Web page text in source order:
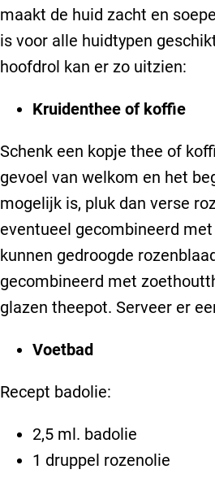
maakt de huid zacht en
is voor alle huidtypen
hoofdrol kan er zo uitzien:
Kruidenthee of koffie
Schenk een kopje thee of
gevoel van welkom en het
mogelijk is, pluk dan verse
eventueel gecombineerd
kunnen gedroogde
gecombineerd met
glazen theepot. Serveer er
Voetbad
Recept badolie:
2,5 ml. badolie
1 druppel rozenolie